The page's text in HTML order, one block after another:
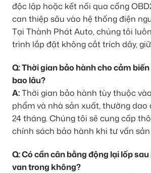
độc lập hoặc kết nối qua cổng
can thiệp sâu vào hệ thống điện
Tại Thành Phát Auto, chúng tôi
trình lắp đặt không cắt trích dây,
Q: Thời gian bảo hành cho cảm
bao lâu?
A:Thời gian bảo hành tùy thuộc
phẩm và nhà sản xuất, thường dao
24 tháng. Chúng tôi sẽ cung cấp
chính sách bảo hành khi tư vấn
Q: Có cần cân bằng động lại lốp
van trong không?